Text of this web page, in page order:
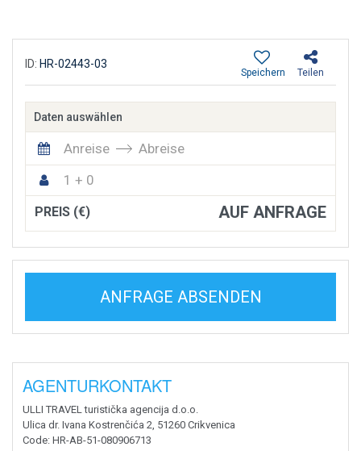
ID: HR-02443-03
Teilen
Speichern
Daten auswählen
Anreise
Abreise
1 + 0
PREIS (€) AUF ANFRAGE
ANFRAGE ABSENDEN
AGENTURKONTAKT
ULLI TRAVEL turistička agencija d.o.o.
Ulica dr. Ivana Kostrenčića 2, 51260 Crikvenica
Code: HR-AB-51-080906713